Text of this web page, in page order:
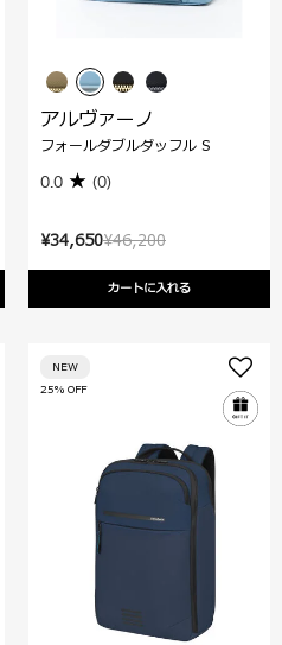
¥46,200
¥34,650
カートに入れる
アルヴァーノ
フォールダブルダッフル S
0.0 (0)
25% OFF
NEW